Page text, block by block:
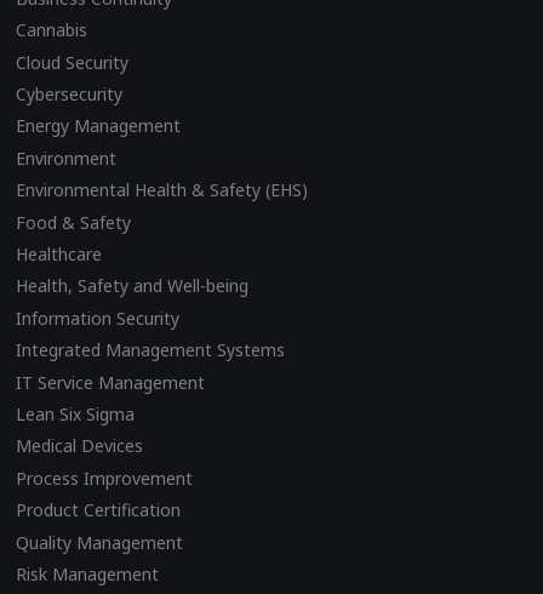
Cannabis
Cloud Security
Cybersecurity
Energy Management
Environment
Environmental Health & Safety (EHS)
Food & Safety
Healthcare
Health, Safety and Well-being
Information Security
Integrated Management Systems
IT Service Management
Lean Six Sigma
Medical Devices
Process Improvement
Product Certification
Quality Management
Risk Management